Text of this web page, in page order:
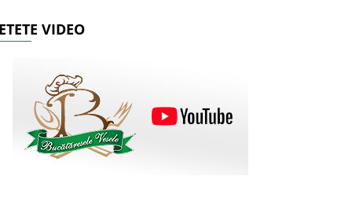
VIDEO